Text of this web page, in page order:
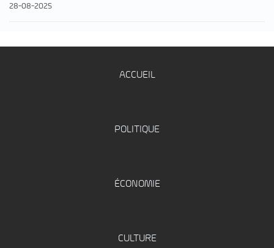
28-08-2025
ACCUEIL
POLITIQUE
ÉCONOMIE
CULTURE